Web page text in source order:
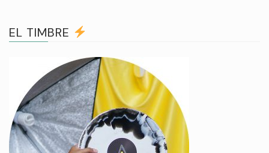
EL TIMBRE